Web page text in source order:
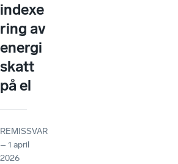
indexe
ring av
energi
skatt
på el
REMISSVAR
– 1 april
2026